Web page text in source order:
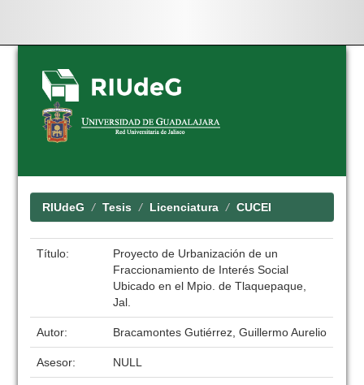
Skip
navigation
RIUdeG Tesis Licenciatura CUCEI
Título:
Proyecto de Urbanización de un
Fraccionamiento de Interés Social
Ubicado en el Mpio. de Tlaquepaque,
Jal.
Autor: Bracamontes Gutiérrez, Guillermo Aurelio
Asesor: NULL